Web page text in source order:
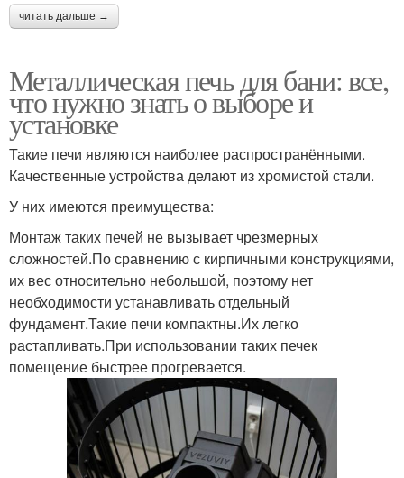
читать дальше →
Металлическая печь для бани: все,
что нужно знать о выборе и
установке
Такие печи являются наиболее распространёнными.
Качественные устройства делают из хромистой стали.
У них имеются преимущества:
Монтаж таких печей не вызывает чрезмерных
сложностей.По сравнению с кирпичными конструкциями,
их вес относительно небольшой, поэтому нет
необходимости устанавливать отдельный
фундамент.Такие печи компактны.Их легко
растапливать.При использовании таких печек
помещение быстрее прогревается.